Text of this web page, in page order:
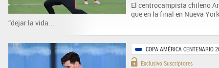
El centrocampista chileno
que en la final en Nueva
“dejar la vida...
COPA AMÉRICA CENTENARIO
Exclusivo Suscriptores